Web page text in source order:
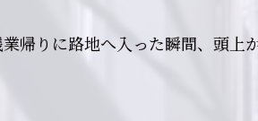
帰りに路地へ入った瞬間、頭上